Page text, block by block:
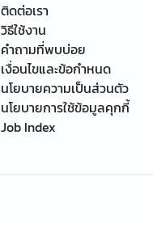
ติดต่อเรา
วิธีใช้งาน
คำถามที่พบบ่อย
เงื่อนไขและข้อกำหนด
นโยบายความเป็นส่วนตัว
นโยบายการใช้ข้อมูลคุกกี้
Job Index